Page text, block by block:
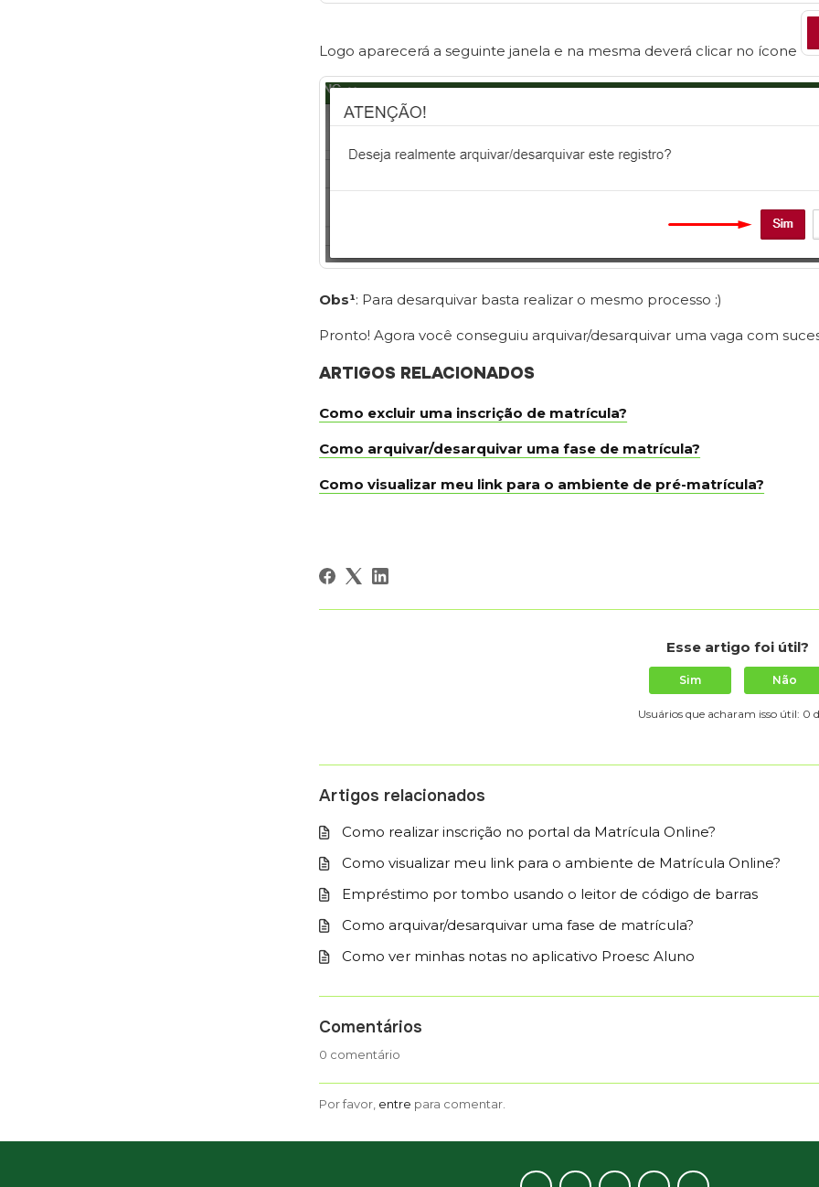
Logo aparecerá a seguinte janela e na mesma deverá clicar no ícone
Obs¹: Para desarquivar basta realizar o mesmo processo :)
Pronto! Agora você conseguiu arquivar/desarquivar uma vaga com
ARTIGOS RELACIONADOS
Como excluir uma inscrição de matrícula?
Como arquivar/desarquivar uma fase de matrícula?
Como visualizar meu link para o ambiente de pré-matrícula?
Esse artigo foi útil?
Sim Não
Usuários que acharam isso útil: 0
Artigos relacionados
Como realizar inscrição no portal da Matrícula Online?
Como visualizar meu link para o ambiente de Matrícula Online?
Empréstimo por tombo usando o leitor de código de barras
Como arquivar/desarquivar uma fase de matrícula?
Como ver minhas notas no aplicativo Proesc Aluno
Comentários
0 comentário
Por favor, entre para comentar.